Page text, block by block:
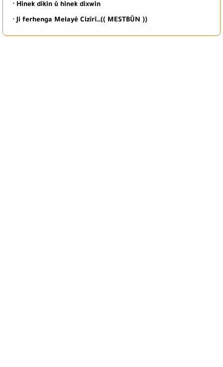
· Hinek dikin û hinek dixwin
· Ji ferhenga Melayê Cizîrî…(( MESTBÛN ))